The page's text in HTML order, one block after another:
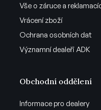
Vše o záruce a
Vrácení zboží
Ochrana osobních dat
Významní dealeři ADK
Obchodní oddělení
Informace pro dealery